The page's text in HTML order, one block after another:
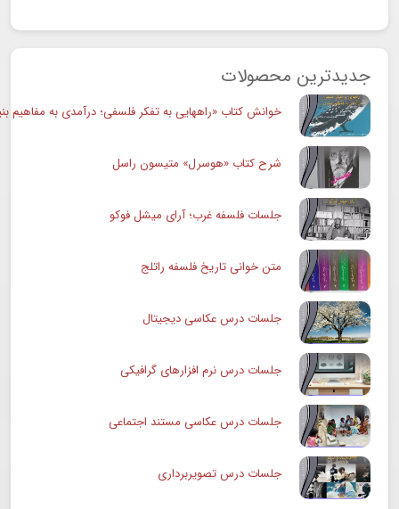
جدیدترین محصولات
خوانش کتاب «راههایی به تفکر فلسفی؛ درآمدی به مفاهیم
شرح کتاب «هوسرل» متیسون راسل
جلسات فلسفه غرب؛ آرای میشل فوکو
متن خوانی تاریخ فلسفه راتلج
جلسات درس عکاسی دیجیتال
جلسات درس نرم افزارهای گرافیکی
جلسات درس عکاسی مستند اجتماعی
جلسات درس تصویربرداری